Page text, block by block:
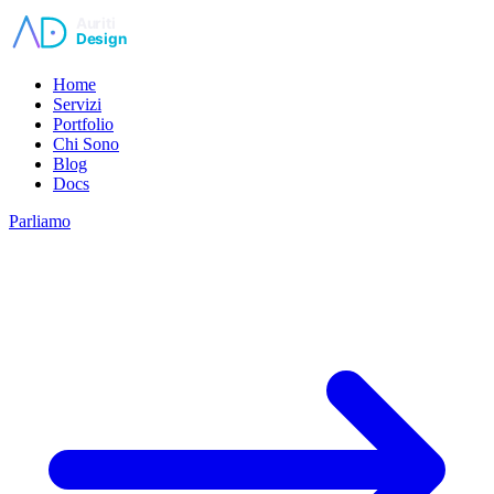
Vai al contenuto principale
Home
Servizi
Portfolio
Chi Sono
Blog
Docs
Parliamo